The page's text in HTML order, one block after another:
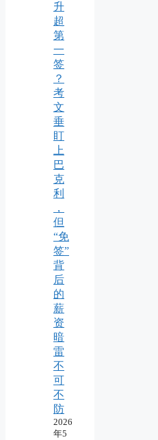
升
超
第
一
签
？
考
文
垂
盯
上
巴
克
利
，
但
“免
签”
背
后
的
薪
资
暗
雷
不
可
不
防
2026
年5